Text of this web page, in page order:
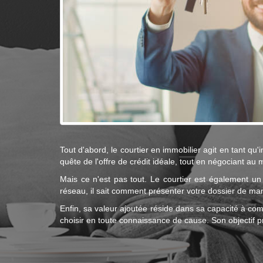
Tout d'abord, le courtier en immobilier agit en tant
quête de l'offre de crédit idéale, tout en négociant au
Mais ce n'est pas tout. Le courtier est également
réseau, il sait comment présenter votre dossier de
Enfin, sa valeur ajoutée réside dans sa capacité à
choisir en toute connaissance de cause. Son objectif